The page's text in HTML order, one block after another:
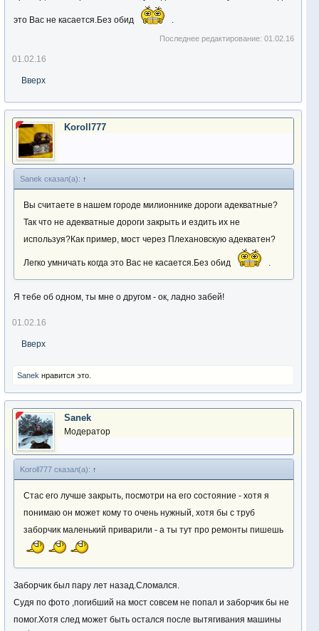
это Вас не касается.Без обид .
Последнее редактирование:01.02.16
01.02.16
Вверх
Koroll777
Sanek сказал(а): ↑
Вы считаете в нашем городе милионнике дороги адекватные?
Так что не адекватные дороги закрыть и ездить их не
используя?Как пример, мост через Плехановскую адекватен?
Легко умничать когда это Вас не касается.Без обид .
Я тебе об одном, ты мне о другом - ок, ладно забей!
01.02.16
Вверх
Sanek нравится это.
Sanek
Модератор
Koroll777 сказал(а): ↑
Стас его лучше закрыть, посмотри на его состояние - хотя я
понимаю он может кому то очень нужный, хотя бы с труб
заборчик маленький приварили - а ты тут про ремонты пишешь
Заборчик был пару лет назад.Сломался.
Судя по фото ,погибший на мост совсем не попал и заборчик бы не
помог.Хотя след может быть остался после вытягивания машины